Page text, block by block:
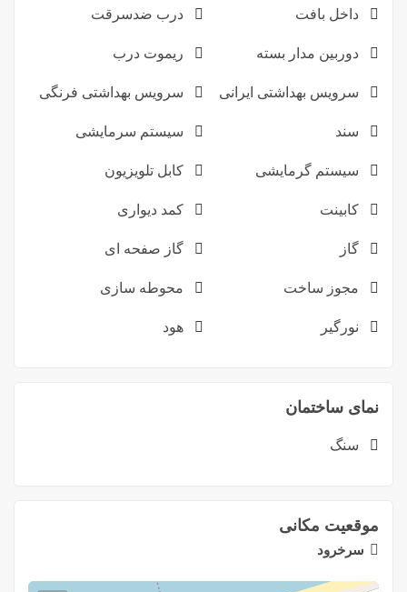
داخل بافت درب ضدسرقت
دوربین مدار بسته ریموت درب
سرویس بهداشتی ایرانی سرویس بهداشتی فرنگی
سند سیستم سرمایشی
سیستم گرمایشی کابل تلویزیون
کابینت کمد دیواری
گاز گاز صفحه ای
مجوز ساخت محوطه سازی
نورگیر هود
نمای ساختمان
سنگ
موقعیت مکانی
سرخرود